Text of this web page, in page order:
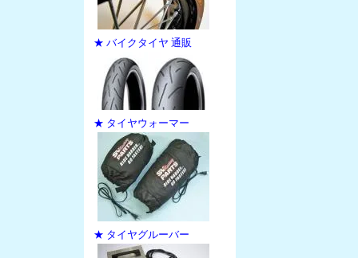
★ バイクタイヤ 通販
★ タイヤウォーマー
★ タイヤグルーバー